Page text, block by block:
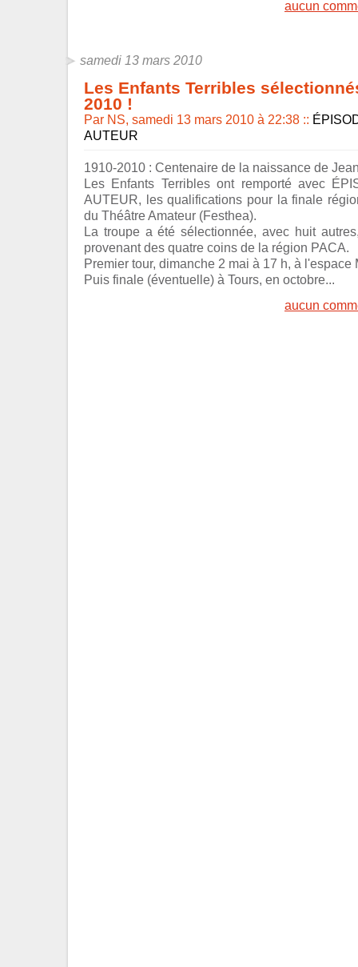
aucun
samedi 13 mars 2010
Les Enfants Terribles
2010 !
Par NS, samedi 13 mars 2010 à 22:38 ::
AUTEUR
1910-2010 : Centenaire de la naissance de
Les Enfants Terribles ont remporté avec
AUTEUR, les qualifications pour la finale
du Théâtre Amateur (Festhea).
La troupe a été sélectionnée, avec huit
provenant des quatre coins de la région PACA.
Premier tour, dimanche 2 mai à 17 h, à l'espace
Puis finale (éventuelle) à Tours, en octobre...
aucun